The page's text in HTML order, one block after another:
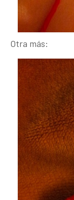
Otra más: